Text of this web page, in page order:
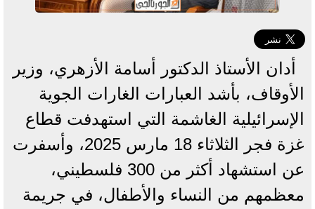
أدان الأستاذ الدكتور أسامة الأزهري، وزير
الأوقاف، بأشد العبارات الغارات الجوية
الإسرائيلية الغاشمة التي استهدفت قطاع
غزة فجر الثلاثاء 18 مارس 2025، وأسفرت
عن استشهاد أكثر من 300 فلسطيني،
معظمهم من النساء والأطفال، في جريمة